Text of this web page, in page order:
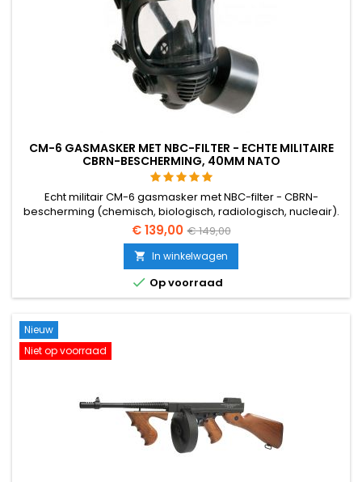
CM-6 GASMASKER MET NBC-FILTER - ECHTE MILITAIRE
CBRN-BESCHERMING, 40MM NATO
Echt militair CM-6 gasmasker met NBC-filter - CBRN-
bescherming (chemisch, biologisch, radiologisch, nucleair).
Gemaakt in de EU, 40 mm NATO (STANAG 4155) filterpoort,
panoramisch polycarbonaat vizier, sprekend diafragma,
geschikt voor twee filters. Ideaal voor airsoft en skirmish-
gezichtsbescherming of als serieuze overlevingsuitrusting.
€ 139,00 € 149,00
 In winkelwagen
 Op voorraad
Nieuw
Niet op voorraad